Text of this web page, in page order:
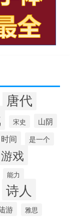
唐代
宋史 山阴
时间 是一个
游戏
能力
诗人
游 雅思